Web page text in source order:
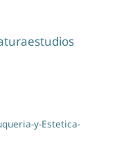
y-Estetica-